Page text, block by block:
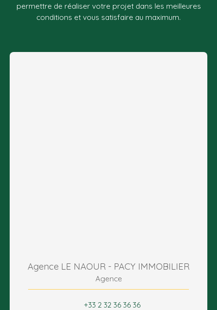
permettre de réaliser votre projet dans les meilleures
conditions et vous satisfaire au maximum.
Agence LE NAOUR - PACY IMMOBILIER
Agence
+33 2 32 36 36 36